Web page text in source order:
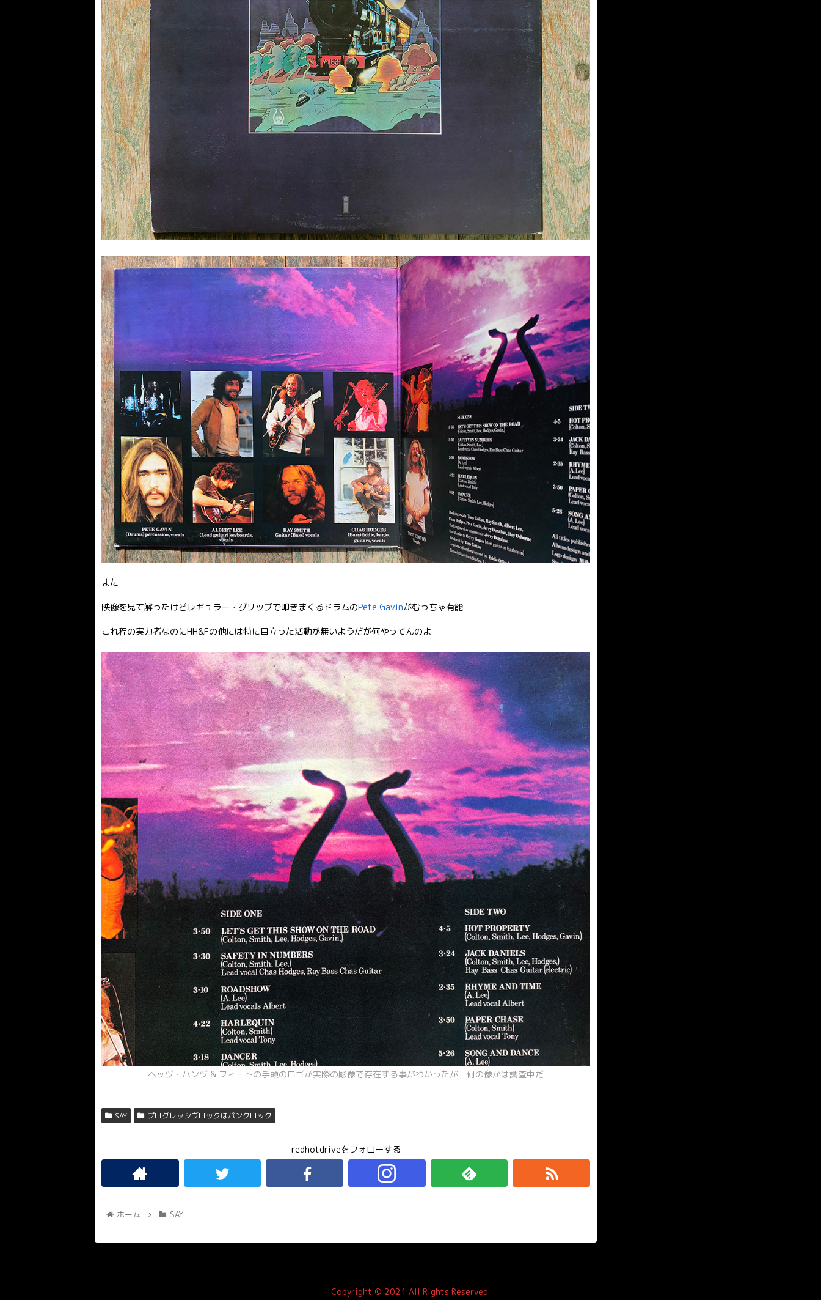
また
映像を見て解ったけどレギュラー・グリップで叩きまくるドラムのPete Gavinがむっちゃ有能
これ程の実力者なのにHH&Fの他には特に目立った活動が無いようだが何やってんのよ
ヘッヅ・ハンヅ & フィートの手頭のロゴが実際の彫像で存在する事がわかったが 何の像かは調査中だ
SAY プログレッシヴロックはパンクロック
redhotdriveをフォローする
ホーム SAY
Copyright © 2021 All Rights Reserved.